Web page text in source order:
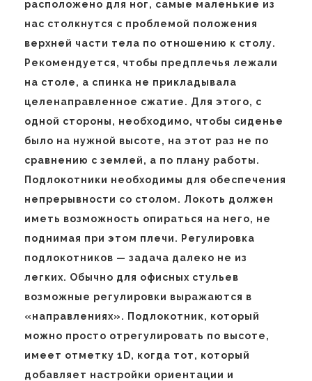
расположено для ног, самые маленькие из
нас столкнутся с проблемой положения
верхней части тела по отношению к столу.
Рекомендуется, чтобы предплечья лежали
на столе, а спинка не прикладывала
целенаправленное сжатие. Для этого, с
одной стороны, необходимо, чтобы сиденье
было на нужной высоте, на этот раз не по
сравнению с землей, а по плану работы.
Подлокотники необходимы для обеспечения
непрерывности со столом. Локоть должен
иметь возможность опираться на него, не
поднимая при этом плечи. Регулировка
подлокотников — задача далеко не из
легких. Обычно для офисных стульев
возможные регулировки выражаются в
«направлениях». Подлокотник, который
можно просто отрегулировать по высоте,
имеет отметку 1D, когда тот, который
добавляет настройки ориентации и